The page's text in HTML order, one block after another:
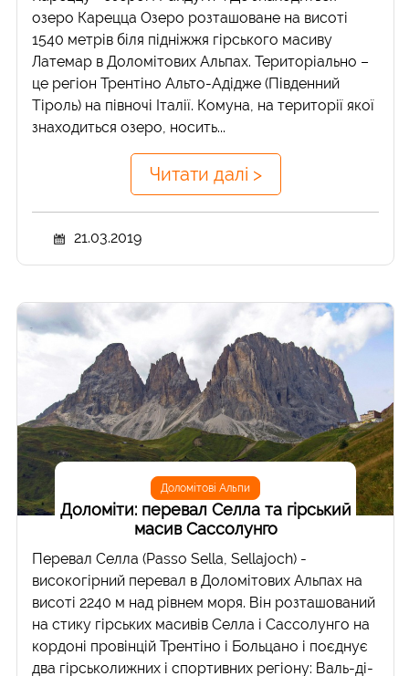
озеро Карецца Озеро розташоване на висоті
1540 метрів біля підніжжя гірського масиву
Латемар в Доломітових Альпах. Територіально –
це регіон Трентіно Альто-Адідже (Південний
Тіроль) на півночі Італії. Комуна, на території якої
знаходиться озеро, носить...
Читати далі >
21.03.2019
Доломітові Альпи
Доломіти: перевал Селла та гірський
масив Сассолунго
Перевал Селла (Passo Sella, Sellajoch) -
високогірний перевал в Доломітових Альпах на
висоті 2240 м над рівнем моря. Він розташований
на стику гірських масивів Селла і Сассолунго на
кордоні провінцій Трентіно і Больцано і поєднує
два гірськолижних і спортивних регіону: Валь-ді-